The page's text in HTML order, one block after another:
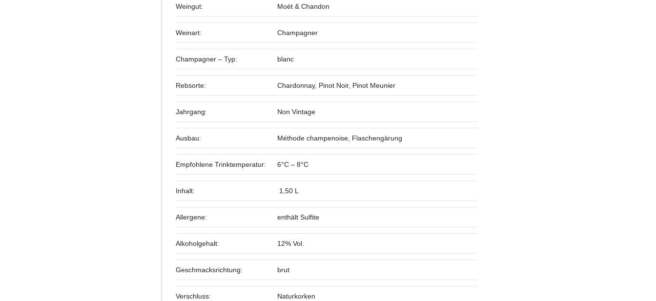
Weingut: Moët & Chandon
Weinart: Champagner
Champagner – Typ: blanc
Rebsorte: Chardonnay, Pinot Noir, Pinot Meunier
Jahrgang: Non Vintage
Ausbau: Méthode champenoise, Flaschengärung
Empfohlene Trinktemperatur: 6°C – 8°C
Inhalt: 1,50 L
Allergene: enthält Sulfite
Alkoholgehalt: 12% Vol.
Geschmacksrichtung: brut
Verschluss: Naturkorken